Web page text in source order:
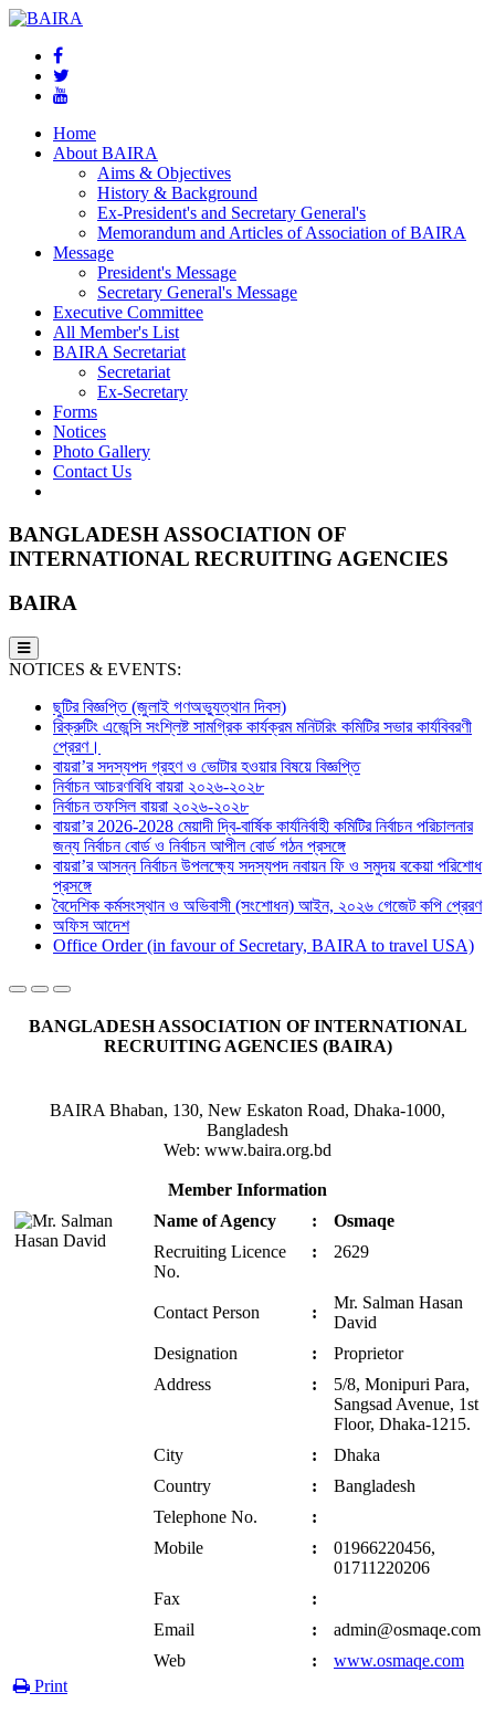
Home
About BAIRA
Aims & Objectives
History & Background
Ex-President's and Secretary General's
Memorandum and Articles of Association of BAIRA
Message
President's Message
Secretary General's Message
Executive Committee
All Member's List
BAIRA Secretariat
Secretariat
Ex-Secretary
Forms
Notices
Photo Gallery
Contact Us
BANGLADESH ASSOCIATION OF
INTERNATIONAL RECRUITING AGENCIES
BAIRA
NOTICES & EVENTS:
ছুটির বিজ্ঞপ্তি (জুলাই গণঅভ্যুত্থান দিবস)
রিক্রুটিং এজেন্সি সংশ্লিষ্ট সামগ্রিক কার্যক্রম মনিটরিং কমিটির সভার কার্যবিবরণী
প্রেরণ।
বায়রা’র সদস্যপদ গ্রহণ ও ভোটার হওয়ার বিষয়ে বিজ্ঞপ্তি
নির্বাচন আচরণবিধি বায়রা ২০২৬-২০২৮
নির্বাচন তফসিল বায়রা ২০২৬-২০২৮
বায়রা’র 2026-2028 মেয়াদী দ্বি-বার্ষিক কার্যনির্বাহী কমিটির নির্বাচন পরিচালনার
জন্য নির্বাচন বোর্ড ও নির্বাচন আপীল বোর্ড গঠন প্রসঙ্গে
বায়রা’র আসন্ন নির্বাচন উপলক্ষ্যে সদস্যপদ নবায়ন ফি ও সমুদয় বকেয়া পরিশোধ
প্রসঙ্গে
বৈদেশিক কর্মসংস্থান ও অভিবাসী (সংশোধন) আইন, ২০২৬ গেজেট কপি প্রেরণ
অফিস আদেশ
Office Order (in favour of Secretary, BAIRA to travel USA)
BANGLADESH ASSOCIATION OF INTERNATIONAL
RECRUITING AGENCIES (BAIRA)
BAIRA Bhaban, 130, New Eskaton Road, Dhaka-1000,
Bangladesh
Web: www.baira.org.bd
Member Information
Name of Agency
:
Osmaqe
Recruiting Licence
No.
: 2629
Contact Person :
Mr. Salman Hasan
David
Designation
:
Proprietor
Address
:
5/8, Monipuri Para,
Sangsad Avenue, 1st
Floor, Dhaka-1215.
City
:
Dhaka
Country
:
Bangladesh
Telephone No.
:
Mobile
:
01966220456,
01711220206
Fax
:
Email
:
admin@osmaqe.com
Web
:
www.osmaqe.com
Print